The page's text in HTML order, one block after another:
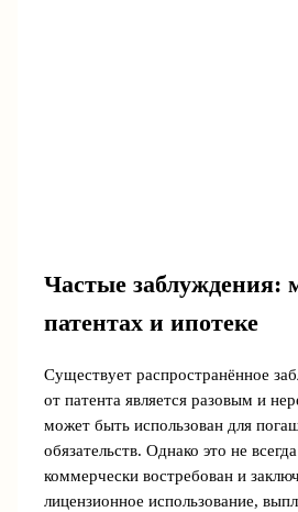
Частые заблуждения:
патентах и ипотеке
Существует распространённое
от патента является разовым и
может быть использован для
обязательств. Однако это не
коммерчески востребован и
лицензионное использование,